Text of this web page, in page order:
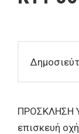
ΠΡΟΣΚΛΗΣΗ
επισκευή